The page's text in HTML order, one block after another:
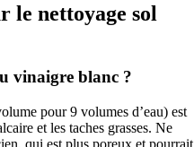
le nettoyage sol
vinaigre blanc ?
pour 9 volumes d’eau) est
et les taches grasses. Ne
qui est plus poreux et pourrait